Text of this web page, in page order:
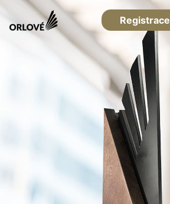
Registrace